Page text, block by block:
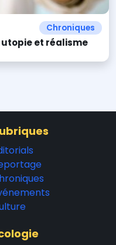
Chroniques
et réalisme